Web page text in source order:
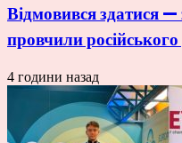
Відмовився здатися
провчили
4 години назад